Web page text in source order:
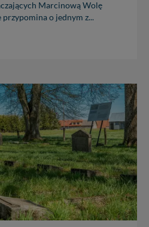
Marcinową Wolę
o jednym z...